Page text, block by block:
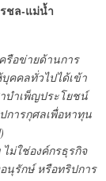
ชล-แม่น้ำ
อข่ายด้านการ
คคลทั่วไปได้เข้า
บำเพ็ญประโยชน์
การกุศลเพื่อหาทุน
ไม่ใช่องค์กรธุรกิจ
นุรักษ์ หรือทริปการ